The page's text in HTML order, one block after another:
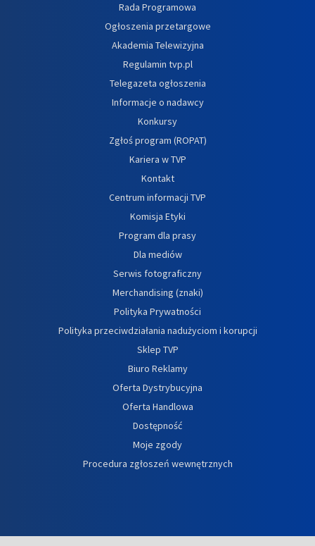
Rada Programowa
Ogłoszenia przetargowe
Akademia Telewizyjna
Regulamin tvp.pl
Telegazeta ogłoszenia
Informacje o nadawcy
Konkursy
Zgłoś program (ROPAT)
Kariera w TVP
Kontakt
Centrum informacji TVP
Komisja Etyki
Program dla prasy
Dla mediów
Serwis fotograficzny
Merchandising (znaki)
Polityka Prywatności
Polityka przeciwdziałania nadużyciom i korupcji
Sklep TVP
Biuro Reklamy
Oferta Dystrybucyjna
Oferta Handlowa
Dostępność
Moje zgody
Procedura zgłoszeń wewnętrznych